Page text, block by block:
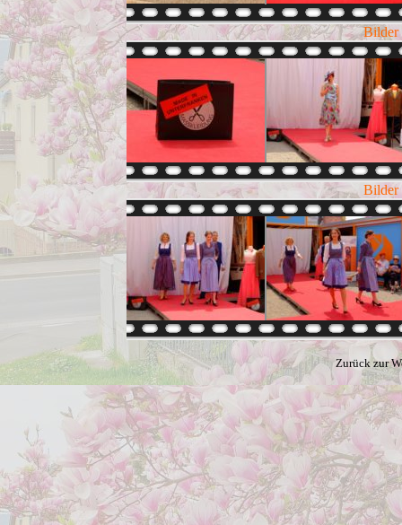
Bilder
Bilder
Zurück zur